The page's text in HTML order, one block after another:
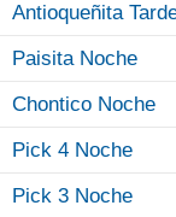
Antioqueñita
Paisita Noche
Chontico Noche
Pick 4 Noche
Pick 3 Noche